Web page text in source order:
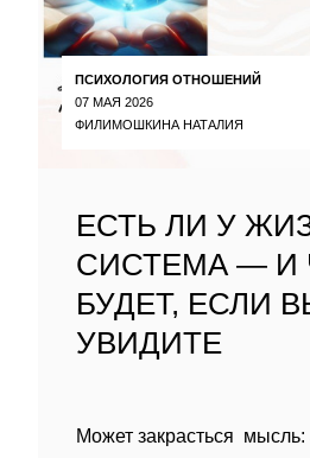
ПСИХОЛОГИЯ ОТНОШЕНИЙ
07 МАЯ 2026
ФИЛИМОШКИНА НАТАЛИЯ
ЕСТЬ ЛИ У
СИСТЕМА — И
БУДЕТ, ЕСЛИ
УВИДИТЕ
Может закрасться мысль: